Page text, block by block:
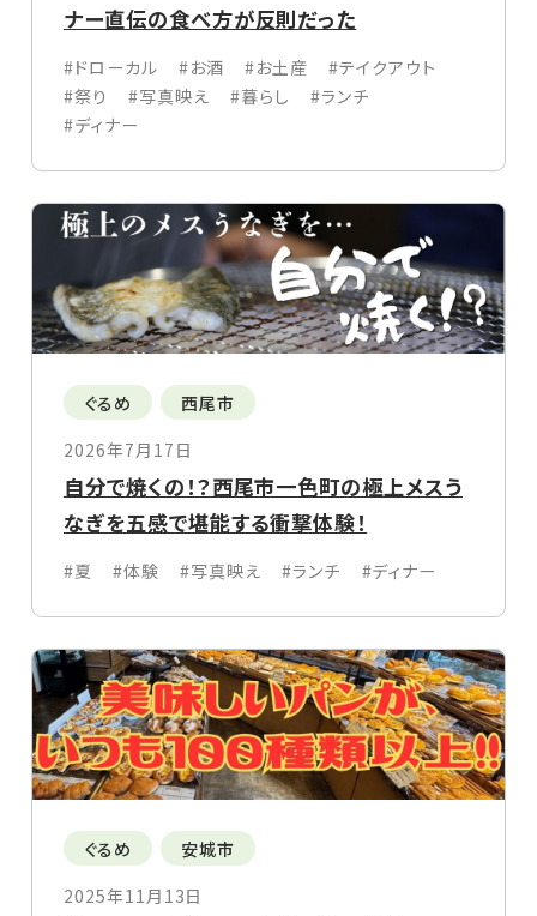
ナー直伝の食べ方が反則だった
#ドローカル #お酒 #お土産
#テイクアウト
#祭り
#写真映え #暮らし
#ランチ
#ディナー
ぐるめ
西尾市
2026年7月17日
自分で焼くの！？西尾市一色町の極上メスう
なぎを五感で堪能する衝撃体験！
#夏 #体験 #写真映え #ランチ #ディナー
ぐるめ
安城市
2025年11月13日